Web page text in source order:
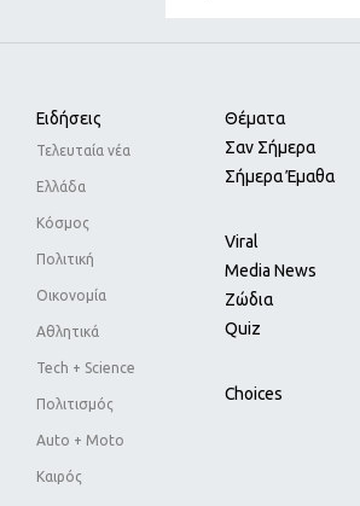
Ειδήσεις
Τελευταία νέα
Ελλάδα
Κόσμος
Πολιτική
Οικονομία
Αθλητικά
Tech + Science
Πολιτισμός
Auto + Moto
Καιρός
Θέματα
Σαν Σήμερα
Σήμερα Έμαθα
Viral
Media News
Ζώδια
Quiz
Choices